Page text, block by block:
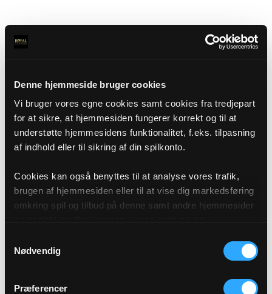
Denne hjemmeside bruger cookies
Vi bruger vores egne cookies samt cookies fra tredjepart
for at sikre, at hjemmesiden fungerer korrekt og til at
understøtte hjemmesidens funktionalitet, f.eks. tilpasning
af indhold eller til sikring af din spilkonto.
Cookies kan også benyttes til at analyse vores trafik,
brugen af hjemmesiden eller til at vise dig markedsføring
omkring spil og tilbud på denne samt andre hjemmesider
af cookies under "Detaljer" eller ved at klikke videre til
vores Cookiepolitik, som du finder i bunden af vores
Nødvendig
Præferencer